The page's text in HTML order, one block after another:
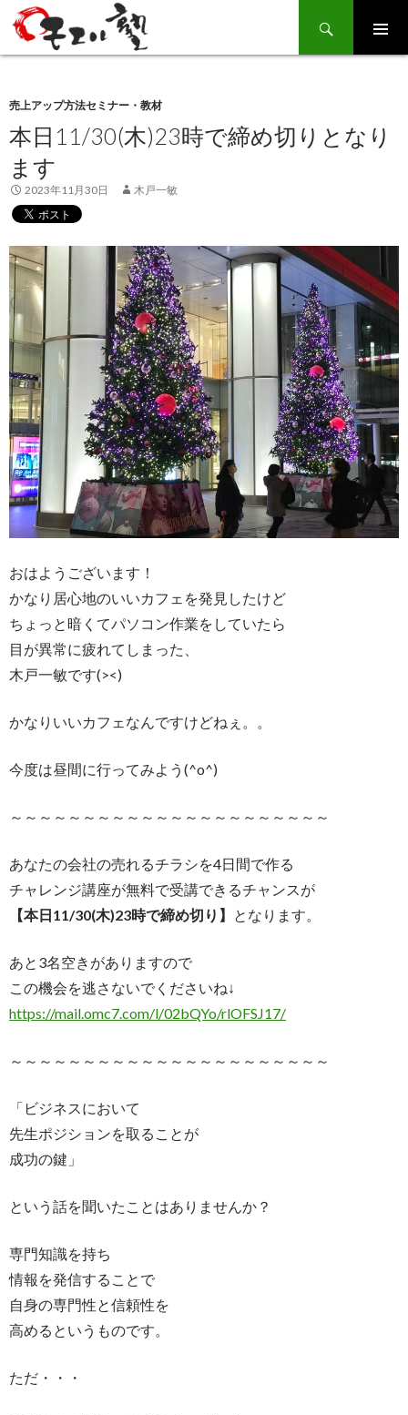
Search
SKIP
TO
売上アップ方法セミナー・教材
本日11/30(木)23時で締め切りとなり
ます
2023年11月30日 木戸一敏
おはようございます！
かなり居心地のいいカフェを発見したけど
ちょっと暗くてパソコン作業をしていたら
目が異常に疲れてしまった、
木戸一敏です(><)
かなりいいカフェなんですけどねぇ。。
今度は昼間に行ってみよう(^o^)
～～～～～～～～～～～～～～～～～～～～～～
あなたの会社の売れるチラシを4日間で作る
チャレンジ講座が無料で受講できるチャンスが
【本日11/30(木)23時で締め切り】
となります。
あと3名空きがありますので
この機会を逃さないでくださいね↓
https://mail.omc7.com/l/02bQYo/rlOFSJ17/
～～～～～～～～～～～～～～～～～～～～～～
「ビジネスにおいて
先生ポジションを取ることが
成功の鍵」
という話を聞いたことはありませんか？
専門知識を持ち
情報を発信することで
自身の専門性と信頼性を
高めるというものです。
ただ・・・